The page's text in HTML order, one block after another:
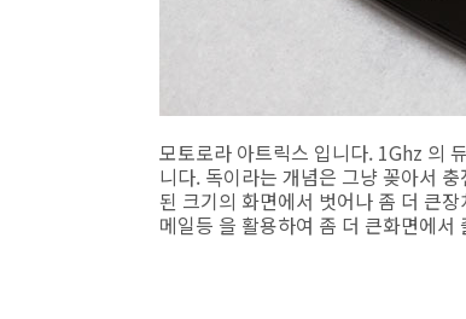
모토로라 아트릭스 입니다. 1Ghz 의
니다. 독이라는 개념은 그냥 꽂아서
된 크기의 화면에서 벗어나 좀 더 큰
메일등 을 활용하여 좀 더 큰화면에